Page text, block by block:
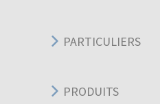
PARTICULIERS
PRODUITS